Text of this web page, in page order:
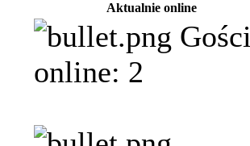
Aktualnie online
Gości
online: 2